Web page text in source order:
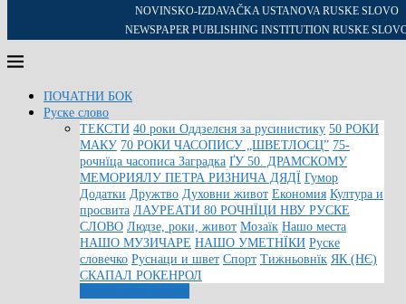
NOVINSKO-IZDAVAČKA USTANOVA RUSKE SLOVO
NEWSPAPER PUBLISHING INSTITUTION RUSKE
ПОЧАТНИ БОК
Руске слово
ТЕКСТИ 40 роки Оддзелєня за русинистику 50 РОКИ
МАКУ 70 РОКИ ЧАСОПИСУ „ШВЕТЛОСЦ” 75-
рочнїца часописа Заградка ҐУ 50. ДРАМСКОМУ
МЕМОРИЯЛУ ПЕТРА РИЗНИЧА ДЯДЇ Гумор
Додатки Дружтво Духовни живот Економия Култура и
просвита ЛАУРЕАТИ 80 РОЧНЇЦИ НВУ РУСКЕ
СЛОВО Людзе, роки, живот Мозаїк Нашо места
НАШО МУЗИЧАРЕ НАШО УМЕТНЇКИ Руске
словечко Руснаци и швет Спорт Тижньовнїк ЯК (НЄ)
СКАПАЛ РОКЕНРОЛ